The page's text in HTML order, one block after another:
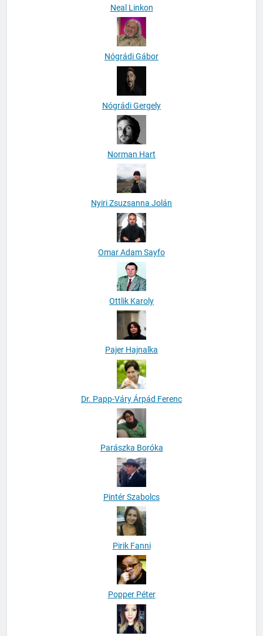
Neal Linkon
Nógrádi Gábor
Nógrádi Gergely
Norman Hart
Nyiri Zsuzsanna Jolán
Omar Adam Sayfo
Ottlik Karoly
Pajer Hajnalka
Dr. Papp-Váry Árpád Ferenc
Parászka Boróka
Pintér Szabolcs
Pirik Fanni
Popper Péter